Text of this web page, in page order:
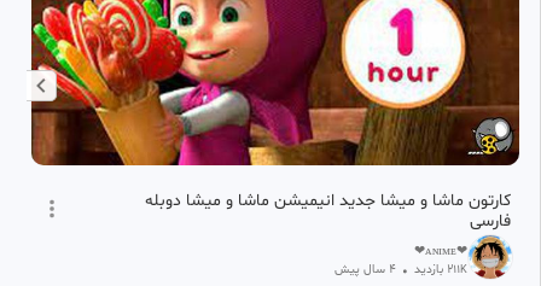
کارتون ماشا و میشا جدید انیمیشن ماشا و میشا دوبله
فارسی
❤ᴀɴɪᴍᴇ❤
211K بازدید • 4 سال پیش